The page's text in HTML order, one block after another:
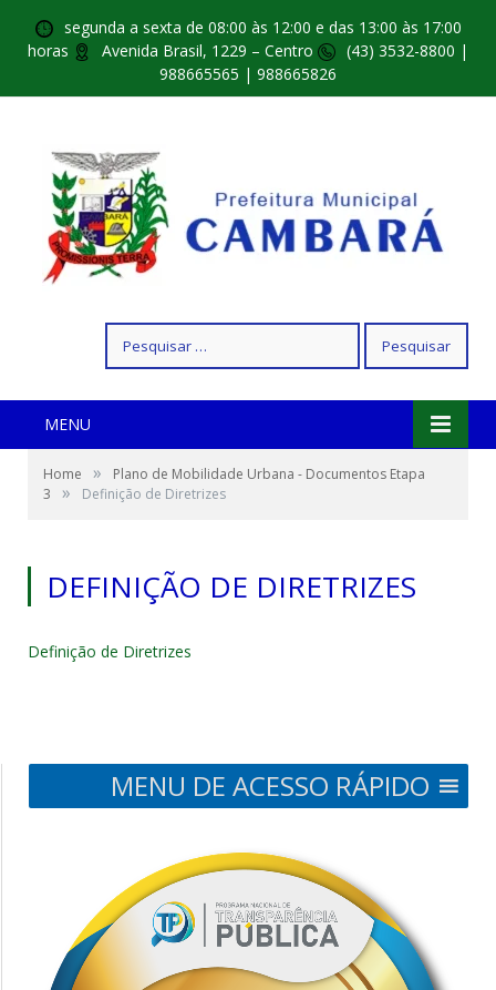
segunda a sexta de 08:00 às 12:00 e das 13:00 às 17:00
horas
Avenida Brasil, 1229 – Centro
(43) 3532-8800 |
988665565 | 988665826
por:
MENU
Home »
Plano de Mobilidade Urbana - Documentos Etapa
3
» Definição de Diretrizes
DEFINIÇÃO DE DIRETRIZES
Definição de Diretrizes
MENU DE ACESSO RÁPIDO